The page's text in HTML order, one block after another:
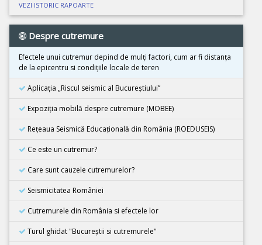
08 Aprilie 2026
Cutremur M4.0, Zona seismica Vrancea
01 Aprilie 2026
Cutremur M7.4, Marea Molucca, Indonezia
30 Martie 2026
Cutremur M7.3, Vanuatu
24 Martie 2026
Cutremur M4.5, Zona seismica Vrancea
08 Decembrie 2025
Cutremur M5.5, Bangladesh
02 Noiembrie 2025
VEZI ISTORIC RAPOARTE
Despre cutremure
Efectele unui cutremur depind de mulţi factori, cum ar fi distanţa
de la epicentru si condiţiile locale de teren
Aplicația „Riscul seismic al Bucureștiului”
Expoziţia mobilă despre cutremure (MOBEE)
Rețeaua Seismică Educațională din România (ROEDUSEIS)
Ce este un cutremur?
Care sunt cauzele cutremurelor?
Seismicitatea României
Cutremurele din România si efectele lor
Turul ghidat "Bucureştii si cutremurele"